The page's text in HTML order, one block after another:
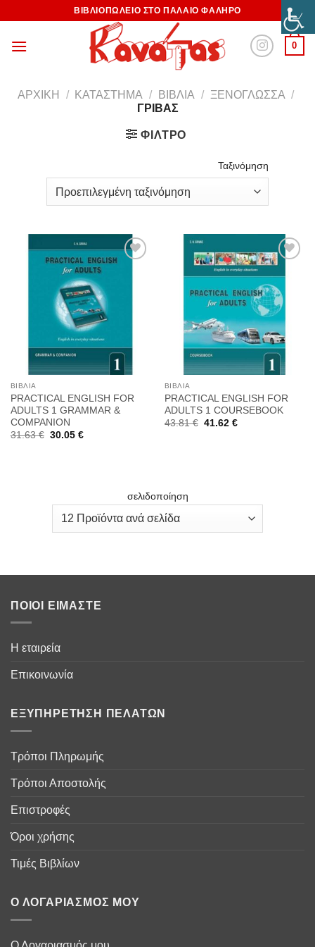
ΒΙΒΛΙΟΠΩΛΕΙΟ ΣΤΟ ΠΑΛΑΙΟ ΦΑΛΗΡΟ
0
ΑΡΧΙΚΉ / ΚΑΤΆΣΤΗΜΑ / ΒΙΒΛΊΑ / ΞΕΝΌΓΛΩΣΣΑ /
ΓΡΙΒΑΣ
ΦΊΛΤΡΟ
Ταξινόμηση
Προσθήκη
ΒΙΒΛΊΑ
PRACTICAL ENGLISH FOR
ADULTS 1 GRAMMAR &
COMPANION
31.63€ Original
30.05 €Η
Προσθήκη
στη
Wishlist
ΒΙΒΛΊΑ
PRACTICAL ENGLISH FOR
ADULTS 1 COURSEBOOK
43.81€ Original
41.62 €Η
σελιδοποίηση
ΠΟΙΟΙ ΕΊΜΑΣΤΕ
Η εταιρεία
Επικοινωνία
ΕΞΥΠΗΡΈΤΗΣΗ ΠΕΛΑΤΏΝ
Τρόποι Πληρωμής
Τρόποι Αποστολής
Επιστροφές
Όροι χρήσης
Τιμές Βιβλίων
Ο ΛΟΓΑΡΙΑΣΜΌΣ ΜΟΥ